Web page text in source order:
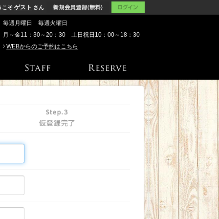
毎週月曜日 毎週火曜日
月～金11：30～20：30 土日祝日10：00～18：30
WEBからのご予約はこちら
こそ ゲスト さん